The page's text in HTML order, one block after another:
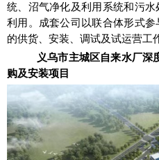
统、沼气净化及利用系统和污
利用。成套公司以联合体形式
的供货、安装、调试及试运营工
义乌市主城区自来水厂深
购及安装项目